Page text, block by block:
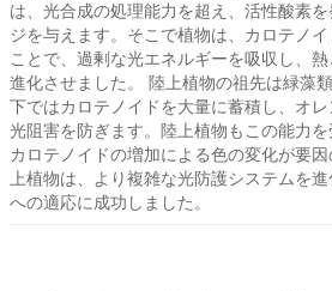
は、光合成の処理能力を超え、活性酸素
ジを与えます。そこで植物は、カロテノ
ことで、過剰な光エネルギーを吸収し、
進化させました。 陸上植物の祖先は緑藻
下ではカロテノイドを大量に蓄積し、オ
光阻害を防ぎます。陸上植物もこの能力
カロテノイドの増加による色の変化が要
上植物は、より複雑な光防護システムを
への適応に成功しました。